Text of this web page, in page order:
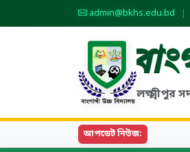
admin@bkhs.edu.bd
লক্ষ্মীপুর
আপডেট নিউজ: